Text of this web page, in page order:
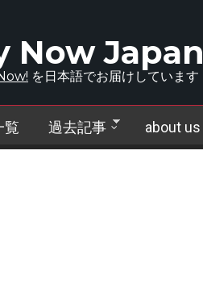
Now Japan
を日本語でお届けしています
覧 過去記事 about us